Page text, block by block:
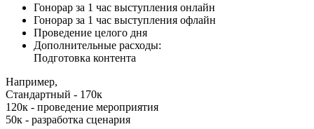
Гонорар за 1 час выступления онлайн
Гонорар за 1 час выступления офлайн
Проведение целого дня
Дополнительные расходы:
Подготовка контента
Например,
Стандартный - 170к
120к - проведение мероприятия
50к - разработка сценария